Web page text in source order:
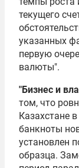
текущего
указанных
первую
валюты".
"Бизнес и
том, что
Казахстане
банкноты
установлен
образца.